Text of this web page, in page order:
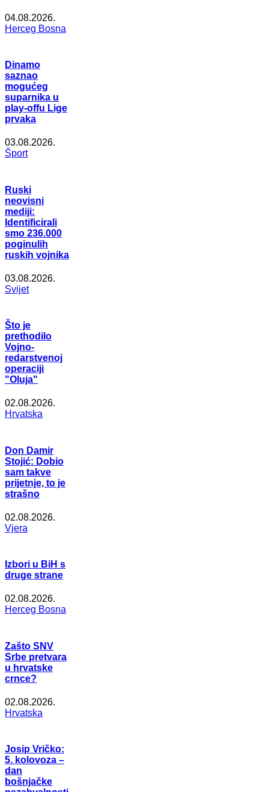
04.08.2026.
Herceg Bosna
Dinamo
saznao
mogućeg
suparnika u
play-offu Lige
prvaka
03.08.2026.
Šport
Ruski
neovisni
mediji:
Identificirali
smo 236.000
poginulih
ruskih vojnika
03.08.2026.
Svijet
Što je
prethodilo
Vojno-
redarstvenoj
operaciji
"Oluja"
02.08.2026.
Hrvatska
Don Damir
Stojić: Dobio
sam takve
prijetnje, to je
strašno
02.08.2026.
Vjera
Izbori u BiH s
druge strane
02.08.2026.
Herceg Bosna
Zašto SNV
Srbe pretvara
u hrvatske
crnce?
02.08.2026.
Hrvatska
Josip Vričko:
5. kolovoza –
dan
bošnjačke